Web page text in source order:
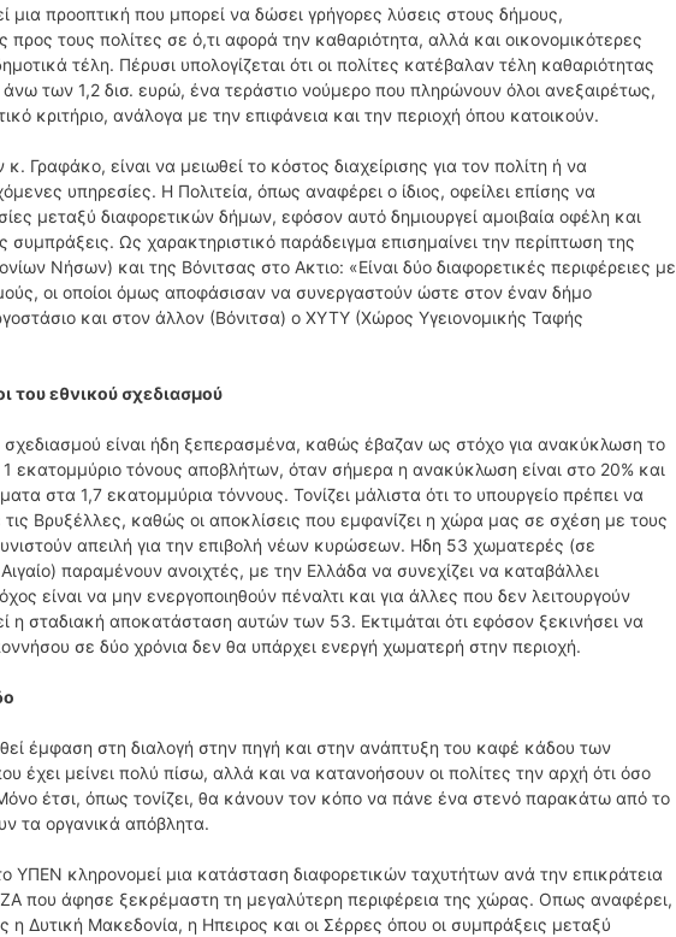
μια προοπτική που μπορεί να δώσει γρήγορες λύσεις στους δήμους,
προς τους πολίτες σε ό,τι αφορά την καθαριότητα, αλλά και οικονομικότερες
τέλη. Πέρυσι υπολογίζεται ότι οι πολίτες κατέβαλαν τέλη καθαριότητας
των 1,2 δισ. ευρώ, ένα τεράστιο νούμερο που πληρώνουν όλοι ανεξαιρέτως,
κριτήριο, ανάλογα με την επιφάνεια και την περιοχή όπου κατοικούν.
Γραφάκο, είναι να μειωθεί το κόστος διαχείρισης για τον πολίτη ή να
υπηρεσίες. Η Πολιτεία, όπως αναφέρει ο ίδιος, οφείλει επίσης να
μεταξύ διαφορετικών δήμων, εφόσον αυτό δημιουργεί αμοιβαία οφέλη και
συμπράξεις. Ως χαρακτηριστικό παράδειγμα επισημαίνει την περίπτωση της
Νήσων) και της Βόνιτσας στο Ακτιο: «Είναι δύο διαφορετικές περιφέρειες με
οι οποίοι όμως αποφάσισαν να συνεργαστούν ώστε στον έναν δήμο
και στον άλλον (Βόνιτσα) ο ΧΥΤΥ (Χώρος Υγειονομικής Ταφής
του εθνικού σχεδιασμού
σχεδιασμού είναι ήδη ξεπερασμένα, καθώς έβαζαν ως στόχο για ανακύκλωση το
εκατομμύριο τόνους αποβλήτων, όταν σήμερα η ανακύκλωση είναι στο 20% και
στα 1,7 εκατομμύρια τόννους. Τονίζει μάλιστα ότι το υπουργείο πρέπει να
Βρυξέλλες, καθώς οι αποκλίσεις που εμφανίζει η χώρα μας σε σχέση με τους
απειλή για την επιβολή νέων κυρώσεων. Ηδη 53 χωματερές (σε
παραμένουν ανοιχτές, με την Ελλάδα να συνεχίζει να καταβάλλει
είναι να μην ενεργοποιηθούν πέναλτι και για άλλες που δεν λειτουργούν
η σταδιακή αποκατάσταση αυτών των 53. Εκτιμάται ότι εφόσον ξεκινήσει να
σε δύο χρόνια δεν θα υπάρχει ενεργή χωματερή στην περιοχή.
έμφαση στη διαλογή στην πηγή και στην ανάπτυξη του καφέ κάδου των
έχει μείνει πολύ πίσω, αλλά και να κατανοήσουν οι πολίτες την αρχή ότι όσο
έτσι, όπως τονίζει, θα κάνουν τον κόπο να πάνε ένα στενό παρακάτω από το
τα οργανικά απόβλητα.
το ΥΠΕΝ κληρονομεί μια κατάσταση διαφορετικών ταχυτήτων ανά την επικράτεια
που άφησε ξεκρέμαστη τη μεγαλύτερη περιφέρεια της χώρας. Οπως αναφέρει,
η Δυτική Μακεδονία, η Ηπειρος και οι Σέρρες όπου οι συμπράξεις μεταξύ